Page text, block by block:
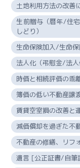
策
コ
ン
サ
ル
テ
ィ
ン
グ
基
本
料
金
土地利用方法の改善
生前贈与（暦年/住
しどり）
生命保険加入/生命
法人化（弔慰金/法人
時価と相続評価の乖
簿価の低い不動産譲
賃貸空室損の改善と
減価償却を過ぎた不
不動産の修繕、リフ
遺言 [公正証書/自筆